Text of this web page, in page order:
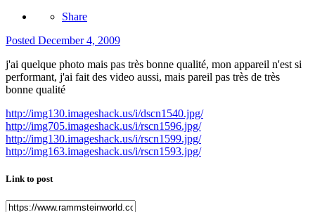
Share
Posted December 4, 2009
j'ai quelque photo mais pas très bonne qualité, mon appareil n'est si
performant, j'ai fait des video aussi, mais pareil pas très de très
bonne qualité
http://img130.imageshack.us/i/dscn1540.jpg/
http://img705.imageshack.us/i/rscn1596.jpg/
http://img130.imageshack.us/i/rscn1599.jpg/
http://img163.imageshack.us/i/rscn1593.jpg/
Link to post